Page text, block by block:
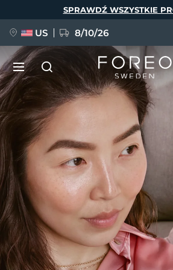
SPRAWDŹ WSZYSTKIE
US 8/10/26
NOWOŚĆ
FAQ™ Pure Beauty-Tech Elixir
BREAKING NEWS
issa™ Teeth Whitening Set
Język
English Deutsch
Français
Italiano
Polski
Svenska
Türkçe
简体中文